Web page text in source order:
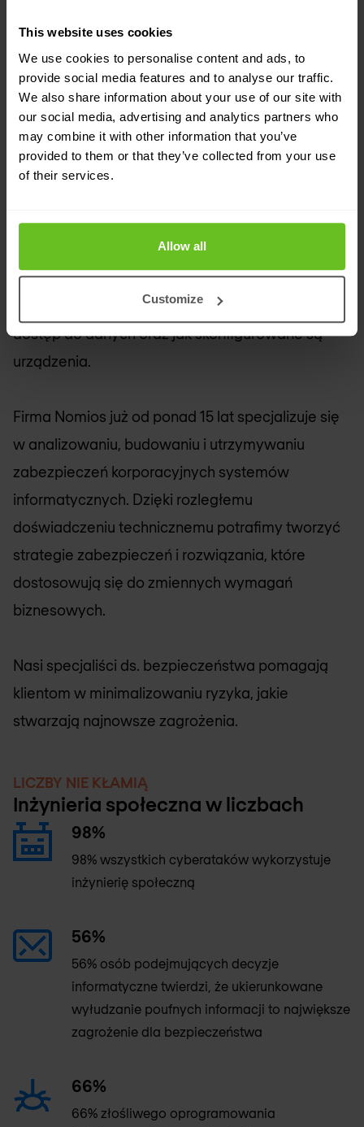
This website uses cookies
We use cookies to personalise content and ads, to
provide social media features and to analyse our traffic.
We also share information about your use of our site with
our social media, advertising and analytics partners who
may combine it with other information that you’ve
provided to them or that they’ve collected from your use
of their services.
Allow all
Customize
Nie bądź słabym ogniwem… Bądź mądry, bądź
czujny, bądź bezpieczny w sieci!
Nieprzerwany proces
ryzyko utraty danych, dochodów i reputacji.
Cyberbezpieczeństwo musi być nieprzerwanym
procesem, który wymaga zrozumienia, w jaki
sposób użytkownicy, klienci i aplikacje uzyskują
dostęp do danych oraz jak skonfigurowane są
urządzenia.
Firma Nomios już od ponad 15 lat specjalizuje się
w analizowaniu, budowaniu i utrzymywaniu
zabezpieczeń korporacyjnych systemów
informatycznych. Dzięki rozległemu
doświadczeniu technicznemu potrafimy tworzyć
strategie zabezpieczeń i rozwiązania, które
dostosowują się do zmiennych wymagań
biznesowych.
Nasi specjaliści ds. bezpieczeństwa pomagają
klientom w minimalizowaniu ryzyka, jakie
stwarzają najnowsze zagrożenia.
LICZBY NIE KŁAMIĄ
Inżynieria społeczna w liczbach
98%
98% wszystkich cyberataków wykorzystuje
inżynierię społeczną
56%
56% osób podejmujących decyzje
informatyczne twierdzi, że ukierunkowane
wyłudzanie poufnych informacji to największe
zagrożenie dla bezpieczeństwa
66%
66% złośliwego oprogramowania